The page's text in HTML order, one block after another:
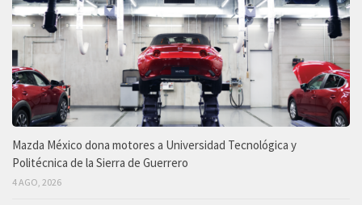
Mazda México dona motores a Universidad Tecnológica y
Politécnica de la Sierra de Guerrero
4 AGO, 2026